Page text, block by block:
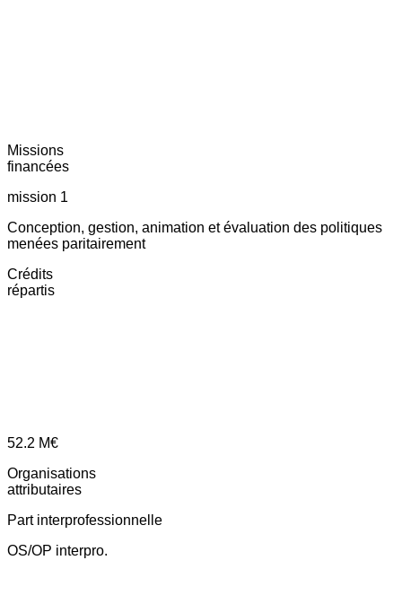
Missions
financées
mission 1
Conception, gestion, animation et évaluation des politiques
menées paritairement
Crédits
répartis
52.2 M€
Organisations
attributaires
Part interprofessionnelle
OS/OP interpro.